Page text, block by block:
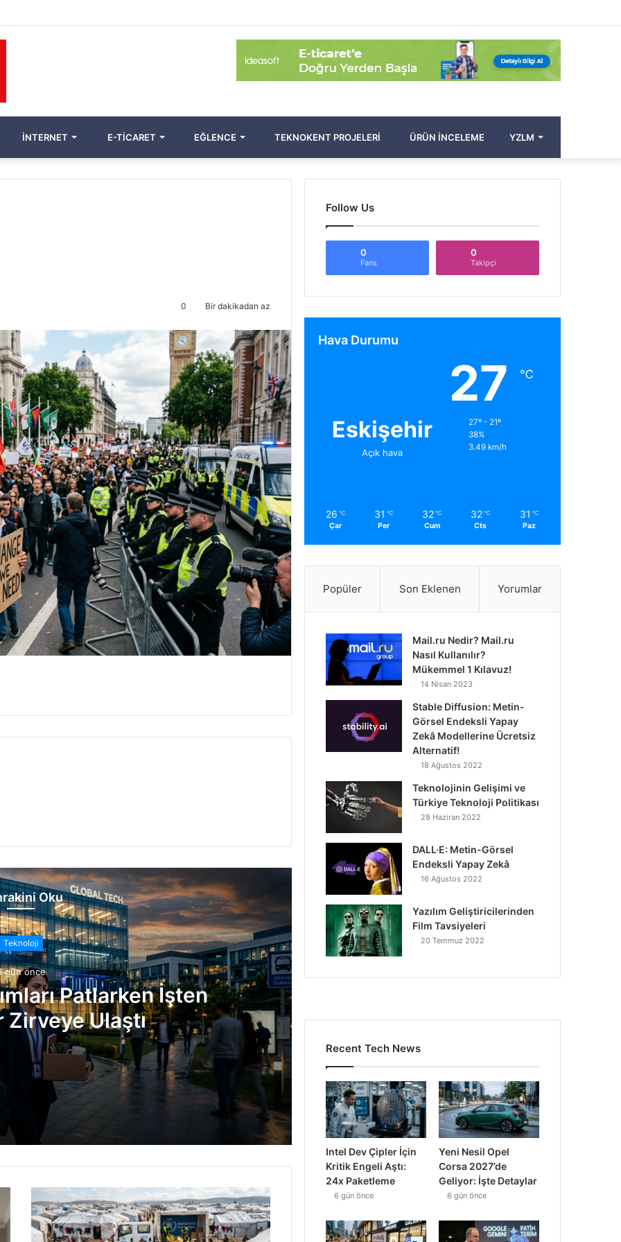
yap
...
Bölmesi
Makale
Ol
İNTERNET E-TICARET EĞLENCE TEKNOKENT PROJELERI ÜRÜN İNCELEME YZLM
0 Bir dakikadan az
Oku
Teknoloji
gün önce
Patlarken İşten
Zirveye Ulaştı
Zirveye Ulaştı
Paketleme
Follow Us
0
Fans
0
Takipçi
Hava Durumu
Eskişehir
Açık hava
27 ℃
27º - 21º
38%
3.49 km/h
26 ℃
Çar
31 ℃
Per
32 ℃
Cum
32 ℃
Cts
31 ℃
Paz
Popüler Son Eklenen Yorumlar
Mail.ru Nedir? Mail.ru
Nasıl Kullanılır?
Mükemmel 1 Kılavuz!
14 Nisan 2023
Stable Diffusion: Metin-
Görsel Endeksli Yapay
Zekâ Modellerine Ücretsiz
Alternatif!
18 Ağustos 2022
Teknolojinin Gelişimi ve
Türkiye Teknoloji Politikası
28 Haziran 2022
DALL·E: Metin-Görsel
Endeksli Yapay Zekâ
16 Ağustos 2022
Yazılım Geliştiricilerinden
Film Tavsiyeleri
20 Temmuz 2022
Recent Tech News
Intel Dev Çipler İçin
Kritik Engeli Aştı:
24x Paketleme
6 gün önce
Yeni Nesil Opel
Corsa 2027’de
Geliyor: İşte Detaylar
6 gün önce